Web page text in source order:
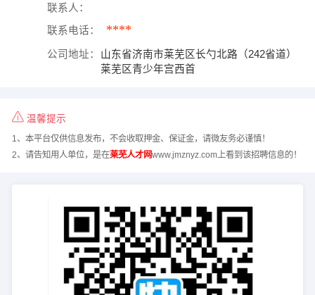
联系人：
联系电话： ****
公司地址：
山东省济南市莱芜区长勺北路（242省道）
莱芜区青少年宫西首
温馨提示
1、本平台仅供信息发布，不会收取押金、保证金，请微友务必谨慎！
2、请告知用人单位，是在莱芜人才网www.jmznyz.com上看到该招聘信息的！